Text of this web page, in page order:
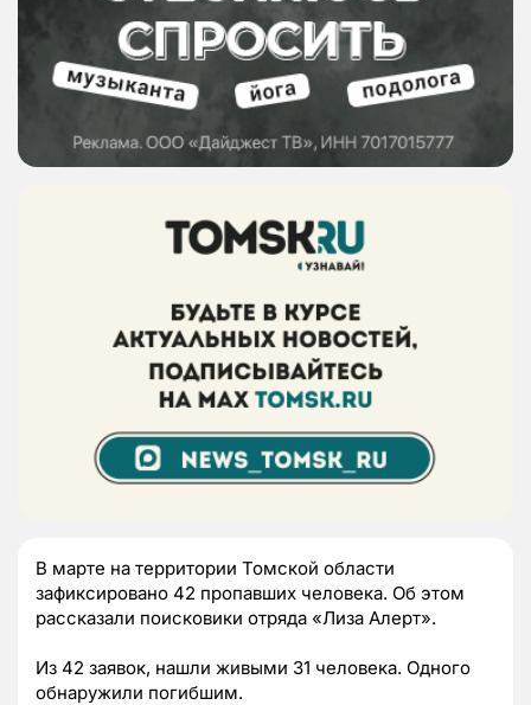
В марте на территории Томской области
зафиксировано 42 пропавших человека. Об этом
рассказали поисковики отряда «Лиза Алерт».
Из 42 заявок, нашли живыми 31 человека. Одного
обнаружили погибшим.